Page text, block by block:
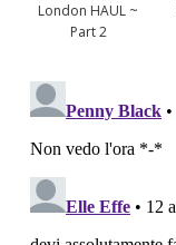
London HAUL ~
Part 2